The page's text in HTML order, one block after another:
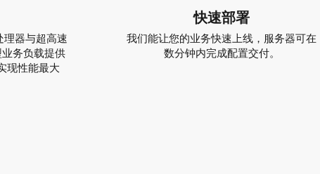
器与超高速
务负载提供
现性能最大
快速部署
我们能让您的业务快速上线，服务器可在
数分钟内完成配置交付。